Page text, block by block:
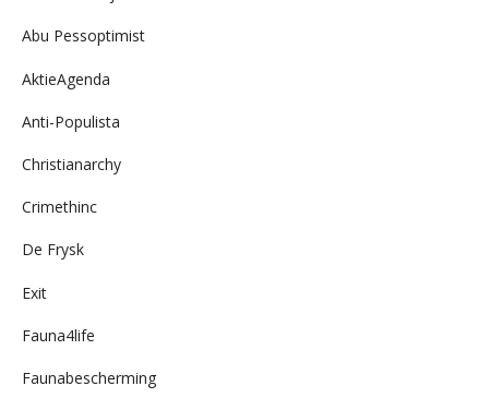
Abu Pessoptimist
AktieAgenda
Anti-Populista
Christianarchy
Crimethinc
De Frysk
Exit
Fauna4life
Faunabescherming